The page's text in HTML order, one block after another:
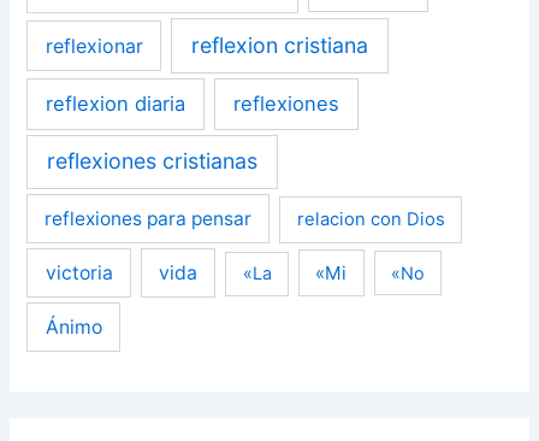
reflexionar reflexion cristiana
reflexion diaria reflexiones
reflexiones cristianas
reflexiones para pensar relacion con Dios
victoria vida «La «Mi «No
Ánimo